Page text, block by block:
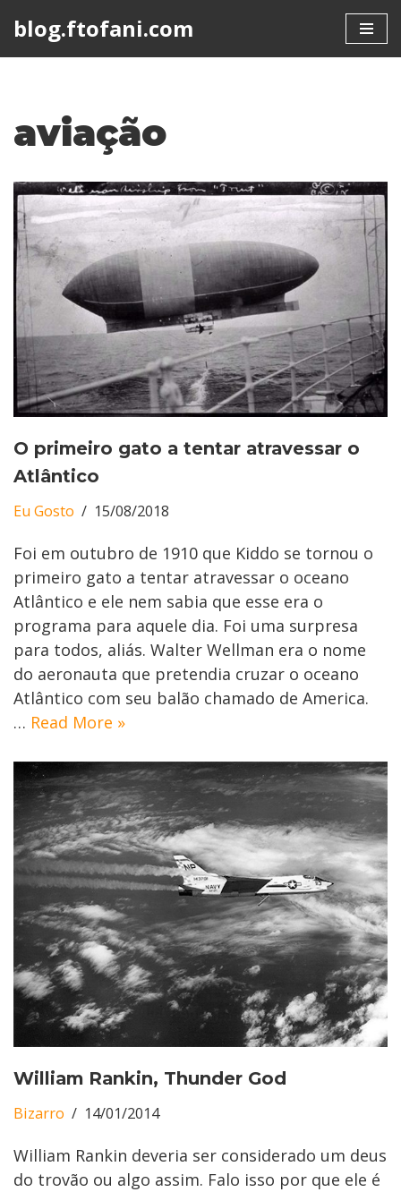
blog.ftofani.com
aviação
O primeiro gato a tentar atravessar o
Atlântico
Eu Gosto 15/08/2018
Foi em outubro de 1910 que Kiddo se tornou o
primeiro gato a tentar atravessar o oceano
Atlântico e ele nem sabia que esse era o
programa para aquele dia. Foi uma surpresa
para todos, aliás. Walter Wellman era o nome
do aeronauta que pretendia cruzar o oceano
Atlântico com seu balão chamado de America.
… Read More »
William Rankin, Thunder God
Bizarro 14/01/2014
William Rankin deveria ser considerado um deus
do trovão ou algo assim. Falo isso por que ele é